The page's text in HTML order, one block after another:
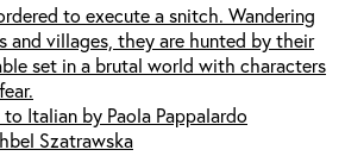
to execute a snitch. Wandering
and villages, they are hunted by their
set in a brutal world with characters
Italian by Paola Pappalardo
Szatrawska